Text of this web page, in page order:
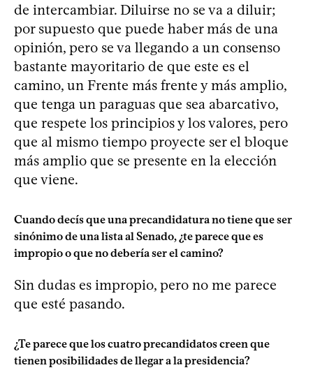
de intercambiar. Diluirse no se va a diluir;
por supuesto que puede haber más de una
opinión, pero se va llegando a un consenso
bastante mayoritario de que este es el
camino, un Frente más frente y más amplio,
que tenga un paraguas que sea abarcativo,
que respete los principios y los valores, pero
que al mismo tiempo proyecte ser el bloque
más amplio que se presente en la elección
que viene.
Cuando decís que una precandidatura no tiene que ser
sinónimo de una lista al Senado, ¿te parece que es
impropio o que no debería ser el camino?
Sin dudas es impropio, pero no me parece
que esté pasando.
¿Te parece que los cuatro precandidatos creen que
tienen posibilidades de llegar a la presidencia?